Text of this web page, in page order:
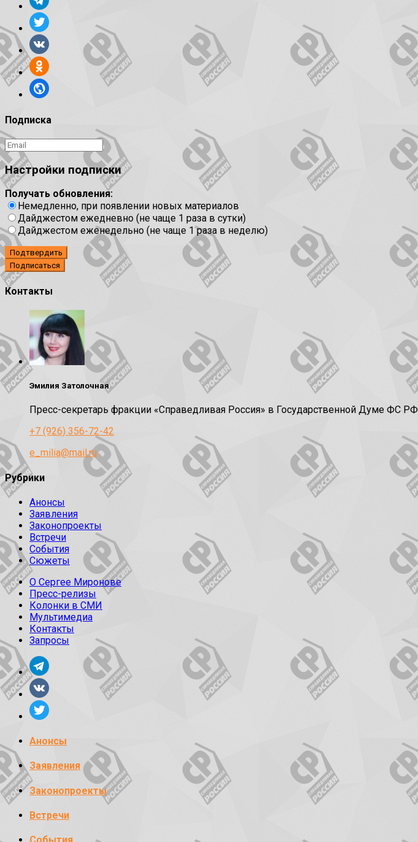
Подписка
Настройки подписки
Получать обновления:
Немедленно, при появлении новых материалов
Дайджестом ежедневно (не чаще 1 раза в сутки)
Дайджестом еженедельно (не чаще 1 раза в неделю)
Подтвердить
Контакты
Эмилия Затолочная
Пресс-секретарь фракции «Справедливая Россия» в Государственной Думе ФС РФ
+7 (926) 356-72-42
e_milia@mail.ru
Рубрики
Анонсы
Заявления
Законопроекты
Встречи
События
Сюжеты
О Сергее Миронове
Пресс-релизы
Колонки в СМИ
Мультимедиа
Контакты
Запросы
Анонсы
Заявления
Законопроекты
Встречи